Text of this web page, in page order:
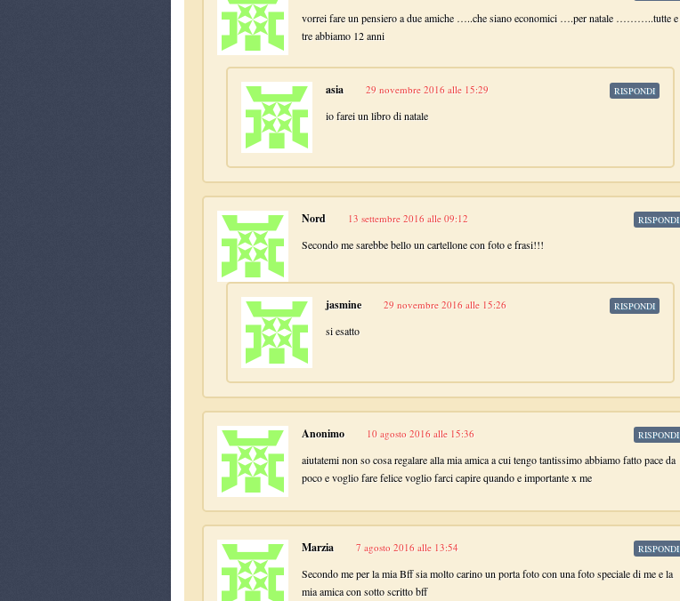
vorrei fare un pensiero a due amiche …..che siano economici ….per natale ………..tutte e
tre abbiamo 12 anni
asia 29 novembre 2016 alle 15:29
io farei un libro di natale
RISPONDI
Nord 13 settembre 2016 alle 09:12
Secondo me sarebbe bello un cartellone con foto e frasi!!!
RISPONDI
jasmine 29 novembre 2016 alle 15:26
si esatto
RISPONDI
Anonimo 10 agosto 2016 alle 15:36
aiutatemi non so cosa regalare alla mia amica a cui tengo tantissimo abbiamo fatto pace da
poco e voglio fare felice voglio farci capire quando e importante x me
RISPONDI
Marzia 7 agosto 2016 alle 13:54
Secondo me per la mia Bff sia molto carino un porta foto con una foto speciale di me e la
mia amica con sotto scritto bff
RISPONDI